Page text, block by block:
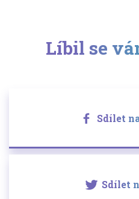
Líbil se
Sdílet
Sdílet